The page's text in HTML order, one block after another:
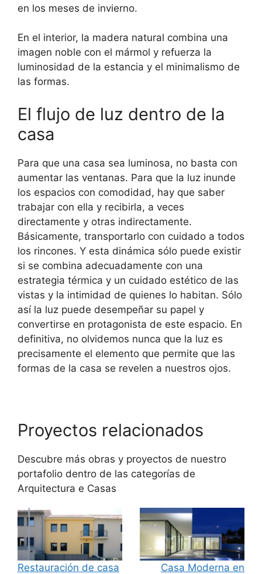
en los meses de invierno.
En el interior, la madera natural combina una
imagen noble con el mármol y refuerza la
luminosidad de la estancia y el minimalismo de
las formas.
El flujo de luz dentro de la
casa
Para que una casa sea luminosa, no basta con
aumentar las ventanas. Para que la luz inunde
los espacios con comodidad, hay que saber
trabajar con ella y recibirla, a veces
directamente y otras indirectamente.
Básicamente, transportarlo con cuidado a todos
los rincones. Y esta dinámica sólo puede existir
si se combina adecuadamente con una
estrategia térmica y un cuidado estético de las
vistas y la intimidad de quienes lo habitan. Sólo
así la luz puede desempeñar su papel y
convertirse en protagonista de este espacio. En
definitiva, no olvidemos nunca que la luz es
precisamente el elemento que permite que las
formas de la casa se revelen a nuestros ojos.
Proyectos relacionados
Descubre más obras y proyectos de nuestro
portafolio dentro de las categorías de
Arquitectura e Casas
Restauración de casa
Casa Moderna en